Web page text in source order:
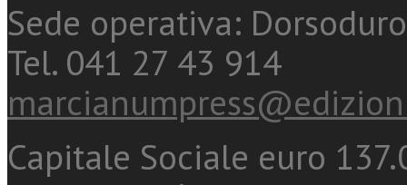
Sede operativa:
Tel. 041 27 43 914
Capitale Sociale euro